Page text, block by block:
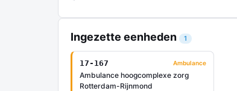
Ingezette eenheden 1
17-167 Ambulance
Ambulance hoogcomplexe zorg
Rotterdam-Rijnmond